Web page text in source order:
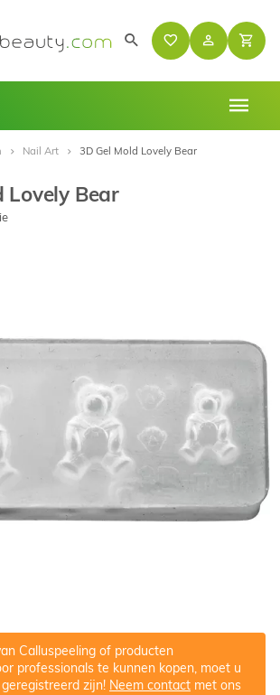
Nail Art 3D Gel Mold Lovely Bear
Lovely Bear
Calluspeeling of producten
professionals te kunnen kopen, moet u
zijn! Neem contact met ons